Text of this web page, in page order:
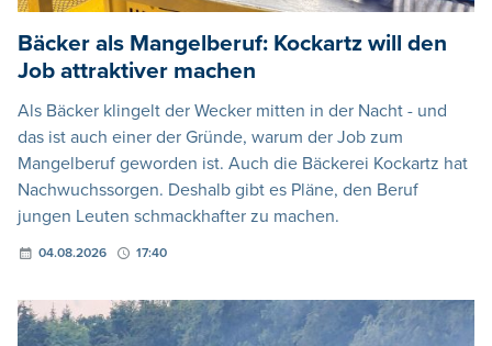
Bäcker als Mangelberuf: Kockartz will den
Job attraktiver machen
Als Bäcker klingelt der Wecker mitten in der Nacht - und
das ist auch einer der Gründe, warum der Job zum
Mangelberuf geworden ist. Auch die Bäckerei Kockartz hat
Nachwuchssorgen. Deshalb gibt es Pläne, den Beruf
jungen Leuten schmackhafter zu machen.
04.08.2026 17:40